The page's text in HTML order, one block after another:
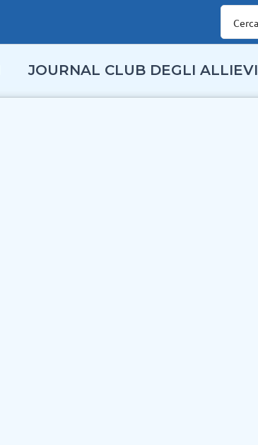
JOURNAL CLUB DEGLI ALLIEVI